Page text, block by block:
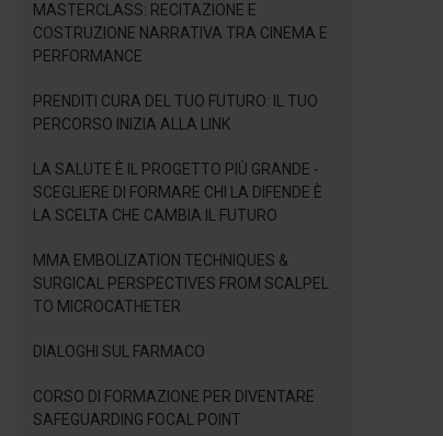
MASTERCLASS: RECITAZIONE E
COSTRUZIONE NARRATIVA TRA CINEMA E
PERFORMANCE
PRENDITI CURA DEL TUO FUTURO: IL TUO
PERCORSO INIZIA ALLA LINK
LA SALUTE È IL PROGETTO PIÙ GRANDE -
SCEGLIERE DI FORMARE CHI LA DIFENDE È
LA SCELTA CHE CAMBIA IL FUTURO
MMA EMBOLIZATION TECHNIQUES &
SURGICAL PERSPECTIVES FROM SCALPEL
TO MICROCATHETER
DIALOGHI SUL FARMACO
CORSO DI FORMAZIONE PER DIVENTARE
SAFEGUARDING FOCAL POINT